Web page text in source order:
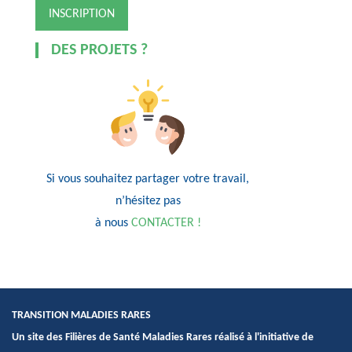
DES PROJETS ?
Si vous souhaitez partager votre travail,
n’hésitez pas
à nous CONTACTER !
TRANSITION MALADIES RARES
Un site des Filières de Santé Maladies Rares réalisé à l'initiative de